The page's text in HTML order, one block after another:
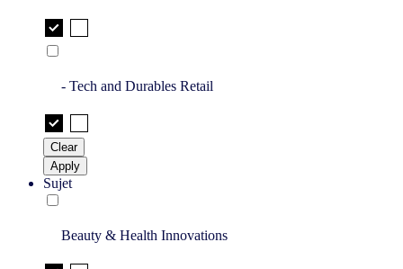
- Tech and Durables Retail
Clear
Apply
Sujet
Beauty & Health Innovations